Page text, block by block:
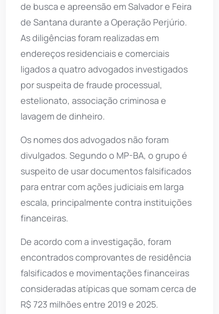
de busca e apreensão em Salvador e Feira
de Santana durante a Operação Perjúrio.
As diligências foram realizadas em
endereços residenciais e comerciais
ligados a quatro advogados investigados
por suspeita de fraude processual,
estelionato, associação criminosa e
lavagem de dinheiro.
Os nomes dos advogados não foram
divulgados. Segundo o MP-BA, o grupo é
suspeito de usar documentos falsificados
para entrar com ações judiciais em larga
escala, principalmente contra instituições
financeiras.
De acordo com a investigação, foram
encontrados comprovantes de residência
falsificados e movimentações financeiras
consideradas atípicas que somam cerca de
R$ 723 milhões entre 2019 e 2025.